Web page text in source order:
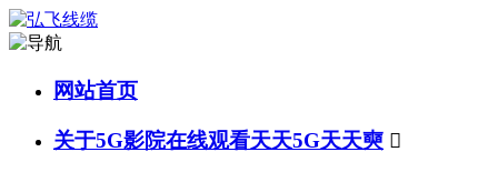
网站首页
关于5G影院在线观看天天5G天天奭 